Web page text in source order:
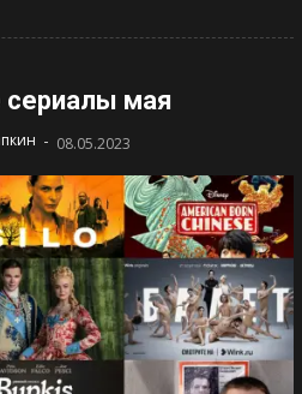
сериалы мая
- 08.05.2023